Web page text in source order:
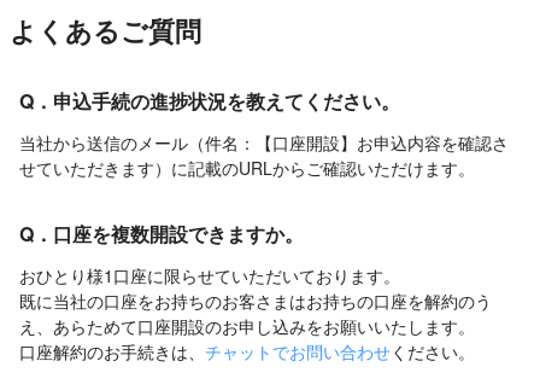
よくあるご質問
Q．申込手続の進捗状況を教えてください。
当社から送信のメール（件名：【口座開設】お申込内容を確認さ
せていただきます）に記載のURLからご確認いただけます。
Q．口座を複数開設できますか。
おひとり様1口座に限らせていただいております。
既に当社の口座をお持ちのお客さまはお持ちの口座を解約のう
え、あらためて口座開設のお申し込みをお願いいたします。
口座解約のお手続きは、 チャットでお問い合わせください。